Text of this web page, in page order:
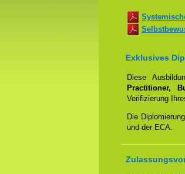
Exklusives
Diese
Practitioner,
Verifizierung
Die
und der ECA.